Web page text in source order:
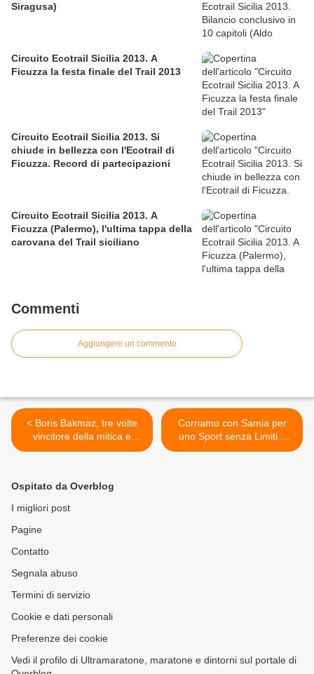
Siragusa)
Circuito Ecotrail Sicilia 2013. A
Ficuzza la festa finale del Trail 2013
Circuito Ecotrail Sicilia 2013. Si
chiude in bellezza con l'Ecotrail di
Ficuzza. Record di partecipazioni
Circuito Ecotrail Sicilia 2013. A
Ficuzza (Palermo), l'ultima tappa della
carovana del Trail siciliano
Commenti
Aggiungere un commento
< Boris Bakmaz, tre volte
vincitore della mitica e
storica 100 km Torino Sain
Corriamo con Samia per
uno Sport senza Limiti e
Confini. Domenica, 8
Ospitato da Overblog
I migliori post
Pagine
Contatto
Segnala abuso
Termini di servizio
Cookie e dati personali
Preferenze dei cookie
Vedi il profilo di Ultramaratone, maratone e dintorni sul portale di